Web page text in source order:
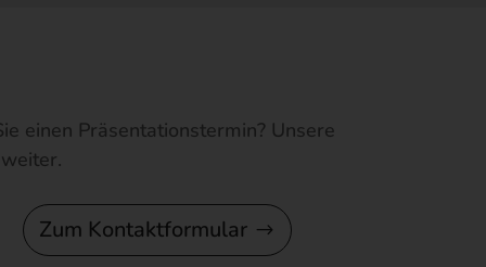
einen Präsentationstermin? Unsere
Zum Kontaktformular